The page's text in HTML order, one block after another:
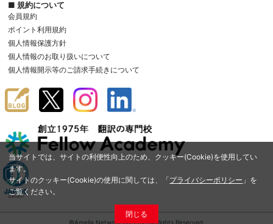
当サイトでは、サイトの利便性向上のため、クッキー(Cookie)を使用してい
ます。
サイトのクッキー(Cookie)の使用に関しては、「プライバシーポリシー 」を
ご覧ください。
閉じる
■ 規約について
会員規約
ポイント利用規約
個人情報保護方針
個人情報のお取り扱いについて
個人情報開示等のご請求手続きについて
©Amelia Network Co.,Ltd. All Rights Reserved.